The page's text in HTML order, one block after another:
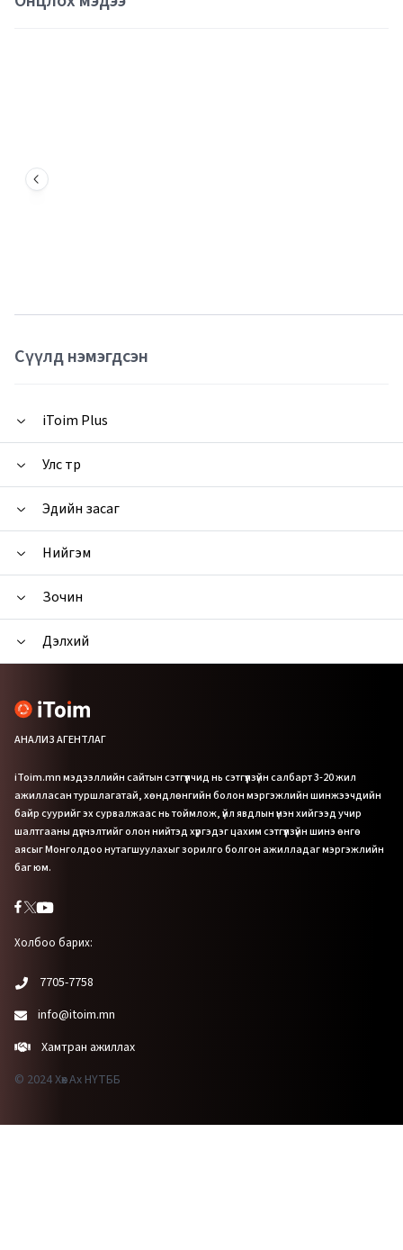
Сүүлд нэмэгдсэн
iToim Plus
Улс төр
Эдийн засаг
Нийгэм
Зочин
Дэлхий
АНАЛИЗ АГЕНТЛАГ
iToim.mn мэдээллийн сайтын сэтгүүлчид нь сэтгүүлзүйн салбарт 3-20 жил
ажилласан туршлагатай, хөндлөнгийн болон мэргэжлийн шинжээчдийн
байр суурийг эх сурвалжаас нь тоймлож, үйл явдлын үнэн хийгээд учир
шалтгааны дүгнэлтийг олон нийтэд хүргэдэг цахим сэтгүүлзүйн шинэ өнгө
аясыг Монголдоо нутагшуулахыг зорилго болгон ажилладаг мэргэжлийн
баг юм.
Холбоо барих:
7705-7758
info@itoim.mn
Хамтран ажиллах
© 2024 Хөх Ах НҮТББ